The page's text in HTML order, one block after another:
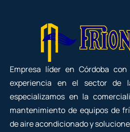
Empresa líder en Córdoba
experiencia en el sector de
especializamos en la
mantenimiento de equipos de
de aire acondicionado y